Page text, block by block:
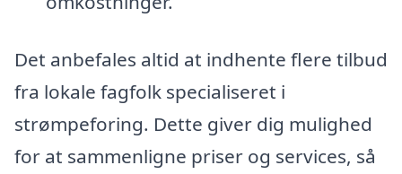
Det anbefales altid at indhente flere tilbud
fra lokale fagfolk specialiseret i
strømpeforing. Dette giver dig mulighed
for at sammenligne priser og services, så